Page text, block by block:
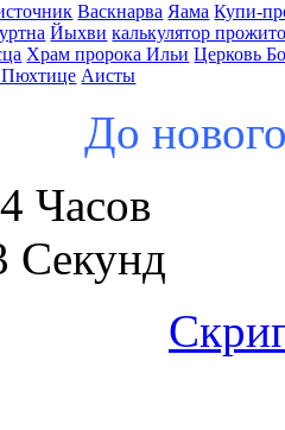
Васкнарва Яама Купи-
Йыхви калькулятор
Храм пророка Ильи Церковь
Пюхтице Аисты
До
Часов
Секунд